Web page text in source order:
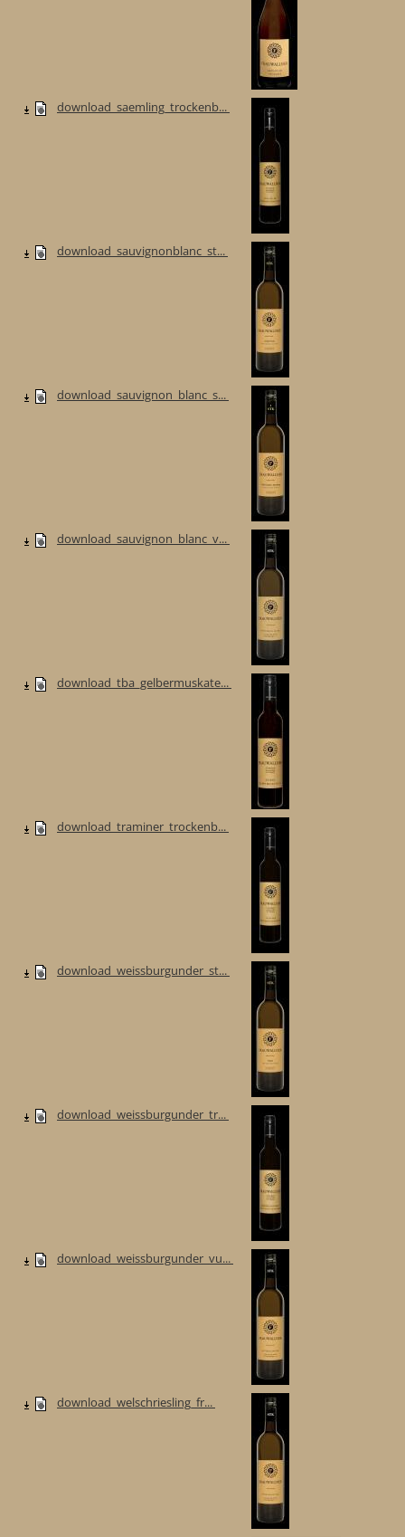
download_saemling_trockenb...
download_sauvignonblanc_st...
download_sauvignon_blanc_s...
download_sauvignon_blanc_v...
download_tba_gelbermuskate...
download_traminer_trockenb...
download_weissburgunder_st...
download_weissburgunder_tr...
download_weissburgunder_vu...
download_welschriesling_fr...